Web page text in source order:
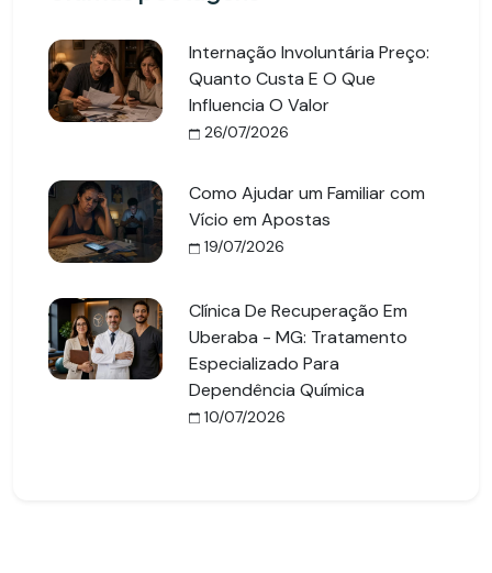
Internação Involuntária Preço:
Quanto Custa E O Que
Influencia O Valor
26/07/2026
Como Ajudar um Familiar com
Vício em Apostas
19/07/2026
Clínica De Recuperação Em
Uberaba - MG: Tratamento
Especializado Para
Dependência Química
10/07/2026